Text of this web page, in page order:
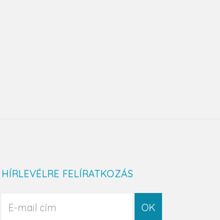
HÍRLEVÉLRE FELÍRATKOZÁS
OK